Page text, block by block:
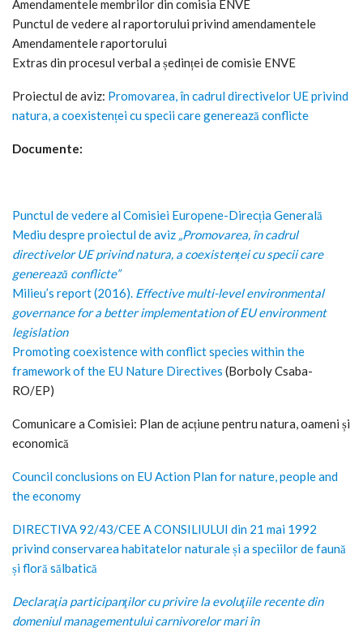
Amendamentele membrilor din comisia ENVE
Punctul de vedere al raportorului privind amendamentele
Amendamentele raportorului
Extras din procesul verbal a ședinței de comisie ENVE
Proiectul de aviz: Promovarea, în cadrul directivelor UE privind
natura, a coexistenței cu specii care generează conflicte
Documente:
Punctul de vedere al Comisiei Europene-Direcția Generală
Mediu despre proiectul de aviz „Promovarea, în cadrul
directivelor UE privind natura, a coexistenței cu specii care
generează conflicte”
Milieu’s report (2016). Effective multi-level environmental
governance for a better implementation of EU environment
legislation
Promoting coexistence with conflict species within the
framework of the EU Nature Directives (Borboly Csaba-
RO/EP)
Comunicare a Comisiei: Plan de acțiune pentru natura, oameni și
economică
Council conclusions on EU Action Plan for nature, people and
the economy
DIRECTIVA 92/43/CEE A CONSILIULUI din 21 mai 1992
privind conservarea habitatelor naturale și a speciilor de faună
și floră sălbatică
Declaraţia participanţilor cu privire la evoluţiile recente din
domeniul managementului carnivorelor mari în